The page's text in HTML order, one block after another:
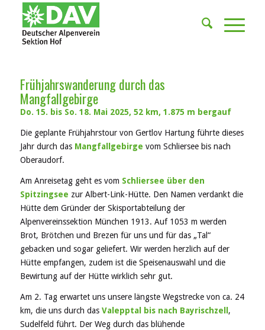
Frühjahrswanderung durch das
Mangfallgebirge
Do. 15. bis So. 18. Mai 2025, 52 km, 1.875 m bergauf
Die geplante Frühjahrstour von Gertlov Hartung führte dieses
Jahr durch das Mangfallgebirge vom Schliersee bis nach
Oberaudorf.
Am Anreisetag geht es vom Schliersee über den
Spitzingsee zur Albert-Link-Hütte. Den Namen verdankt die
Hütte dem Gründer der Skisportabteilung der
Alpenvereinssektion München 1913. Auf 1053 m werden
Brot, Brötchen und Brezen für uns und für das „Tal“
gebacken und sogar geliefert. Wir werden herzlich auf der
Hütte empfangen, zudem ist die Speisenauswahl und die
Bewirtung auf der Hütte wirklich sehr gut.
Am 2. Tag erwartet uns unsere längste Wegstrecke von ca. 24
km, die uns durch das Valepptal bis nach Bayrischzell ,
Sudelfeld führt. Der Weg durch das blühende